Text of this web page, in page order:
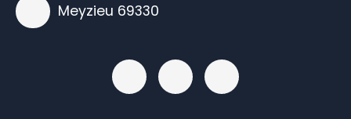
Meyzieu 69330